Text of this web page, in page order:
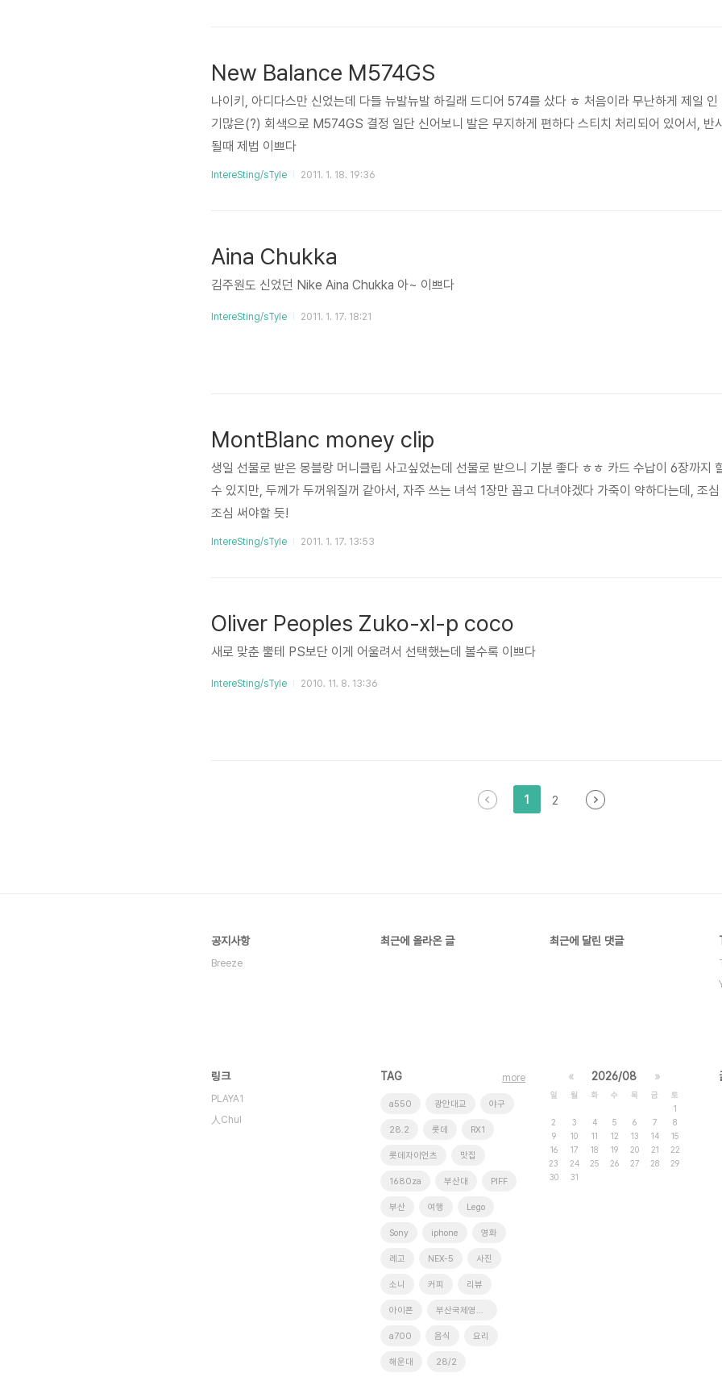
New Balance M574GS
나이키, 아디다스만 신었는데 다들 뉴발뉴발 하길래 드디어 574를 샀다 ㅎ 처음이라 무난하게 제일 인
기많은(?) 회색으로 M574GS 결정 일단 신어보니 발은 무지하게 편하다 스티치 처리되어 있어서, 반
될때 제법 이쁘다
IntereSting/sTyle 2011. 1. 18. 19:36
Aina Chukka
김주원도 신었던 Nike Aina Chukka 아~ 이쁘다
IntereSting/sTyle 2011. 1. 17. 18:21
MontBlanc money clip
생일 선물로 받은 몽블랑 머니클립 사고싶었는데 선물로 받으니 기분 좋다 ㅎㅎ 카드 수납이 6장까지
수 있지만, 두께가 두꺼워질꺼 같아서, 자주 쓰는 녀석 1장만 꼽고 다녀야겠다 가죽이 약하다는데, 조심
조심 써야할 듯!
IntereSting/sTyle 2011. 1. 17. 13:53
Oliver Peoples Zuko-xl-p coco
새로 맞춘 뿔테 PS보단 이게 어울려서 선택했는데 볼수록 이쁘다
IntereSting/sTyle 2010. 11. 8. 13:36
1 2
공지사항
Breeze
최근에 올라온 글 최근에 달린 댓글
링크
PLAYA1
人Chul
TAG
a550 광안대교 야구
28.2 롯데 RX1
롯데자이언츠 맛집
1680za 부산대 PIFF
부산 여행 Lego
Sony iphone 영화
레고 NEX-5 사진
소니 커피 리뷰
아이폰 부산국제영화제
a700 음식 요리
해운대 28/2
more « 2026/08 »
일 월 화 수 목 금
토
1
2
3 4 5 6 7
8
9
10 11 12 13 14
15
16
17 18 19 20 21
22
23
24 25 26 27 28
29
30
31